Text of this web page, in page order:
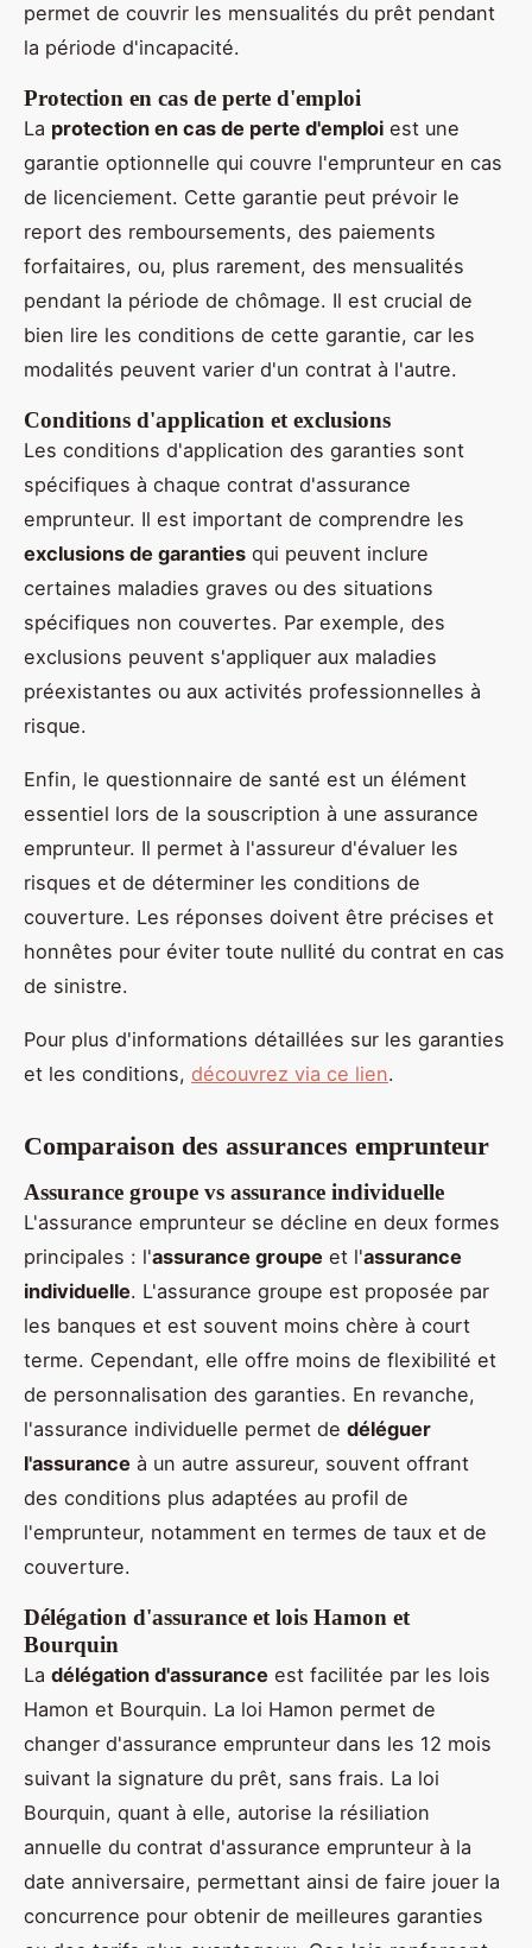
permet de couvrir les mensualités du prêt pendant
la période d'incapacité.
Protection en cas de perte d'emploi
La protection en cas de perte d'emploi est une
garantie optionnelle qui couvre l'emprunteur en cas
de licenciement. Cette garantie peut prévoir le
report des remboursements, des paiements
forfaitaires, ou, plus rarement, des mensualités
pendant la période de chômage. Il est crucial de
bien lire les conditions de cette garantie, car les
modalités peuvent varier d'un contrat à l'autre.
Conditions d'application et exclusions
Les conditions d'application des garanties sont
spécifiques à chaque contrat d'assurance
emprunteur. Il est important de comprendre les
exclusions de garanties qui peuvent inclure
certaines maladies graves ou des situations
spécifiques non couvertes. Par exemple, des
exclusions peuvent s'appliquer aux maladies
préexistantes ou aux activités professionnelles à
risque.
Enfin, le questionnaire de santé est un élément
essentiel lors de la souscription à une assurance
emprunteur. Il permet à l'assureur d'évaluer les
risques et de déterminer les conditions de
couverture. Les réponses doivent être précises et
honnêtes pour éviter toute nullité du contrat en cas
de sinistre.
Pour plus d'informations détaillées sur les garanties
et les conditions, découvrez via ce lien.
Comparaison des assurances emprunteur
Assurance groupe vs assurance individuelle
L'assurance emprunteur se décline en deux formes
principales : l'assurance groupe et l'assurance
individuelle. L'assurance groupe est proposée par
les banques et est souvent moins chère à court
terme. Cependant, elle offre moins de flexibilité et
de personnalisation des garanties. En revanche,
l'assurance individuelle permet de déléguer
l'assurance à un autre assureur, souvent offrant
des conditions plus adaptées au profil de
l'emprunteur, notamment en termes de taux et de
couverture.
Délégation d'assurance et lois Hamon et
Bourquin
La délégation d'assurance est facilitée par les lois
Hamon et Bourquin. La loi Hamon permet de
changer d'assurance emprunteur dans les 12 mois
suivant la signature du prêt, sans frais. La loi
Bourquin, quant à elle, autorise la résiliation
annuelle du contrat d'assurance emprunteur à la
date anniversaire, permettant ainsi de faire jouer la
concurrence pour obtenir de meilleures garanties